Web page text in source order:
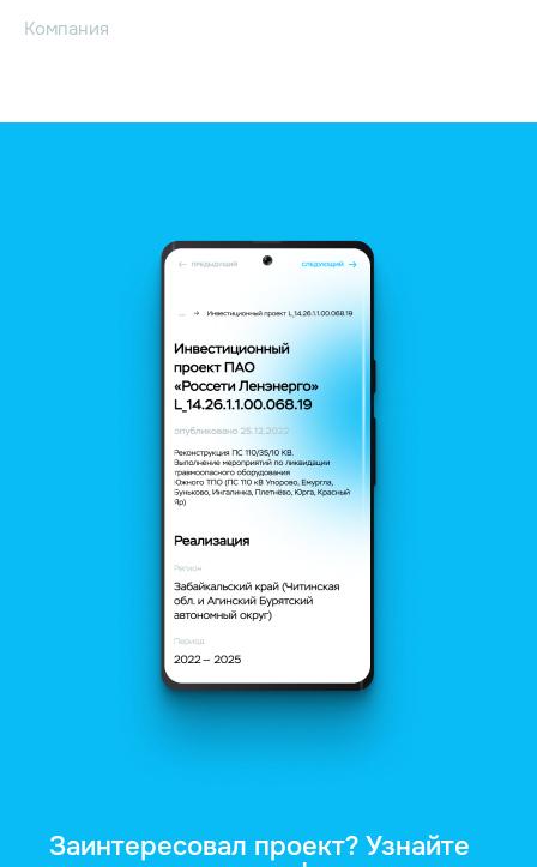
Компания
Заинтересовал проект? Узнайте